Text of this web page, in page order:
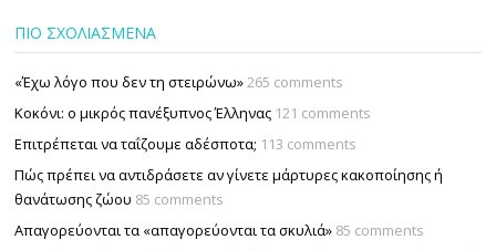
ΠΙΟ ΣΧΟΛΙΑΣΜΕΝΑ
«Έχω λόγο που δεν τη στειρώνω»265 comments
Κοκόνι: ο μικρός πανέξυπνος Έλληνας 121 comments
Επιτρέπεται να ταΐζουµε αδέσποτα; 113 comments
Πώς πρέπει να αντιδράσετε αν γίνετε μάρτυρες κακοποίησης ή
θανάτωσης ζώου 85 comments
Απαγορεύονται τα «απαγορεύονται τα σκυλιά» 85 comments